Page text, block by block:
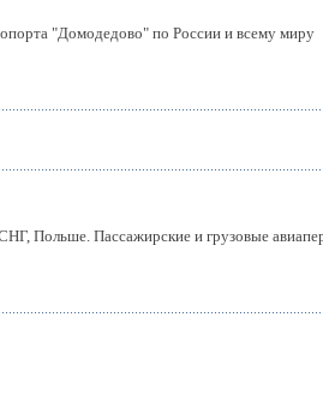
"Домодедово" по России и всему миру
Польше. Пассажирские и грузовые